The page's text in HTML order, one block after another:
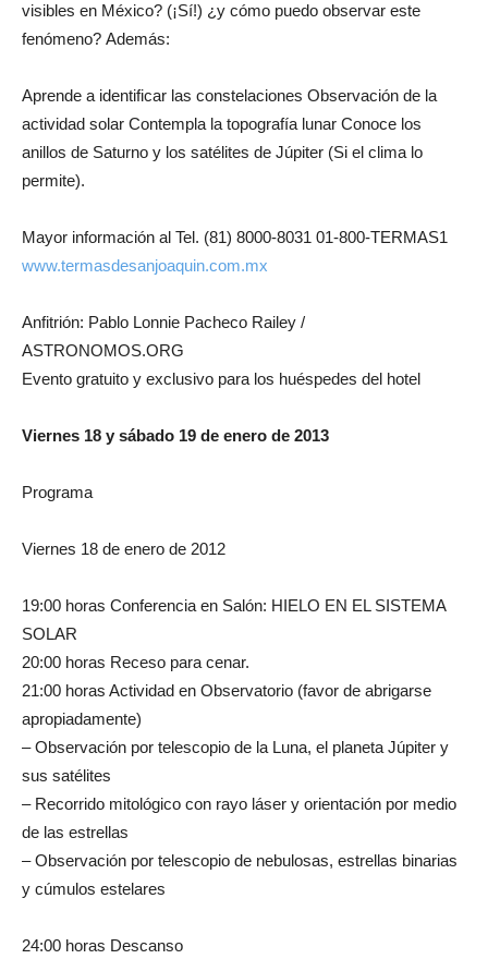
visibles en México? (¡Sí!) ¿y cómo puedo observar este
fenómeno? Además:
Aprende a identificar las constelaciones Observación de la
actividad solar Contempla la topografía lunar Conoce los
anillos de Saturno y los satélites de Júpiter (Si el clima lo
permite).
Mayor información al Tel. (81) 8000-8031 01-800-TERMAS1
www.termasdesanjoaquin.com.mx
Anfitrión: Pablo Lonnie Pacheco Railey /
ASTRONOMOS.ORG
Evento gratuito y exclusivo para los huéspedes del hotel
Viernes 18 y sábado 19 de enero de 2013
Programa
Viernes 18 de enero de 2012
19:00 horas Conferencia en Salón: HIELO EN EL SISTEMA
SOLAR
20:00 horas Receso para cenar.
21:00 horas Actividad en Observatorio (favor de abrigarse
apropiadamente)
– Observación por telescopio de la Luna, el planeta Júpiter y
sus satélites
– Recorrido mitológico con rayo láser y orientación por medio
de las estrellas
– Observación por telescopio de nebulosas, estrellas binarias
y cúmulos estelares
24:00 horas Descanso